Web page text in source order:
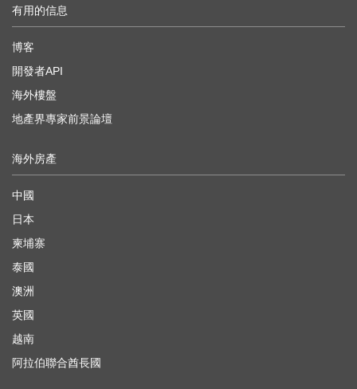
有用的信息
博客
開發者API
海外樓盤
地產界專家前景論壇
海外房產
中國
日本
柬埔寨
泰國
澳洲
英國
越南
阿拉伯聯合酋長國